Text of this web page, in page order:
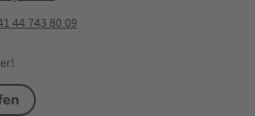
44 743 80 09